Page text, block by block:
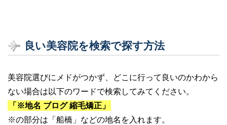
良い美容院を検索で探す方法
美容院選びにメドがつかず、どこに行って良いのかわから
ない場合は以下のワードで検索してみてください。
「※地名 ブログ 縮毛矯正」
※の部分は「船橋」などの地名を入れます。